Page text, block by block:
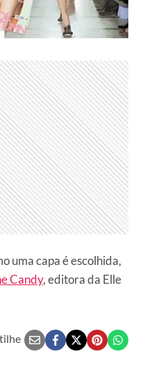
uma capa é escolhida,
Candy, editora da Elle